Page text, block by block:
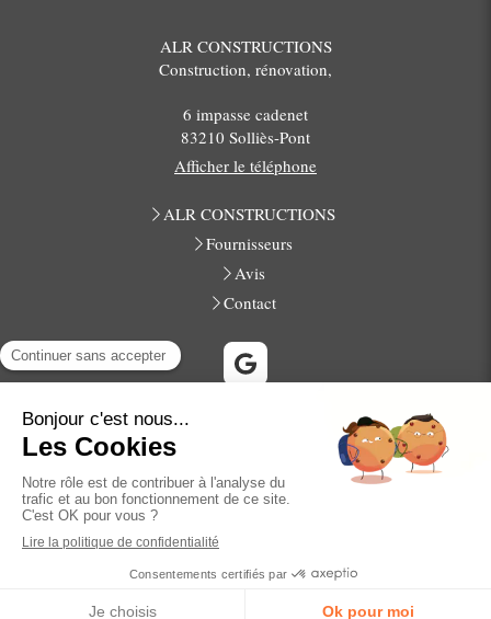
ALR CONSTRUCTIONS
Construction, rénovation,
6 impasse cadenet
83210 Solliès-Pont
Afficher le téléphone
ALR CONSTRUCTIONS
Fournisseurs
Avis
Contact
La Farlède, Solliès-Toucas, La Crau, Cuers, La Garde, Pierrefeu-
du-Var, La Valette-du-Var, Hyères, Le Pradet, Carqueiranne,
Plan du site
Mentions légales
Création et référencement du site par Simplébo